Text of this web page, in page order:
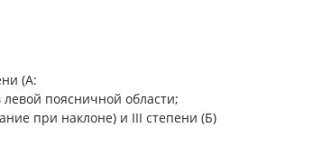
(А:
поясничной области;
при наклоне) и III степени (Б)